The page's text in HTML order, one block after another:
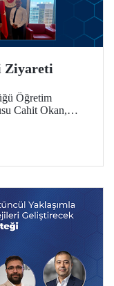
Ziyareti
Öğretim
Cahit Okan,
gelen